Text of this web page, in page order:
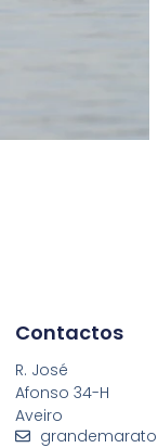
Contactos
R. José
Afonso 34-H
Aveiro